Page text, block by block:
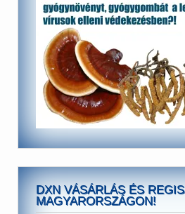
DXN VÁSÁRLÁS ÉS
MAGYARORSZÁGON!